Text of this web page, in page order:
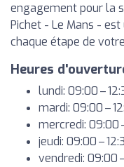
engagement pour la
Pichet - Le Mans -
chaque étape de
Heures
lundi: 09:00 –
mardi: 09:00 –
mercredi: 09:00
jeudi: 09:00 –
vendredi: 09:00 –